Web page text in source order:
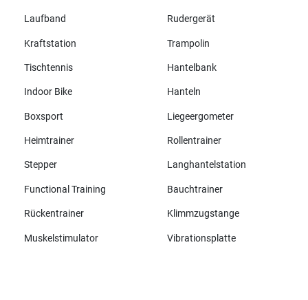
Laufband Rudergerät
Kraftstation Trampolin
Tischtennis Hantelbank
Indoor Bike Hanteln
Boxsport Liegeergometer
Heimtrainer Rollentrainer
Stepper Langhantelstation
Functional Training Bauchtrainer
Rückentrainer Klimmzugstange
Muskelstimulator Vibrationsplatte